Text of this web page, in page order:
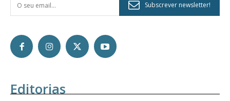
Subscrever newsletter!
Editorias